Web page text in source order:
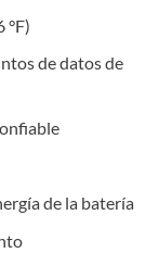
°F)
de datos de
de la batería